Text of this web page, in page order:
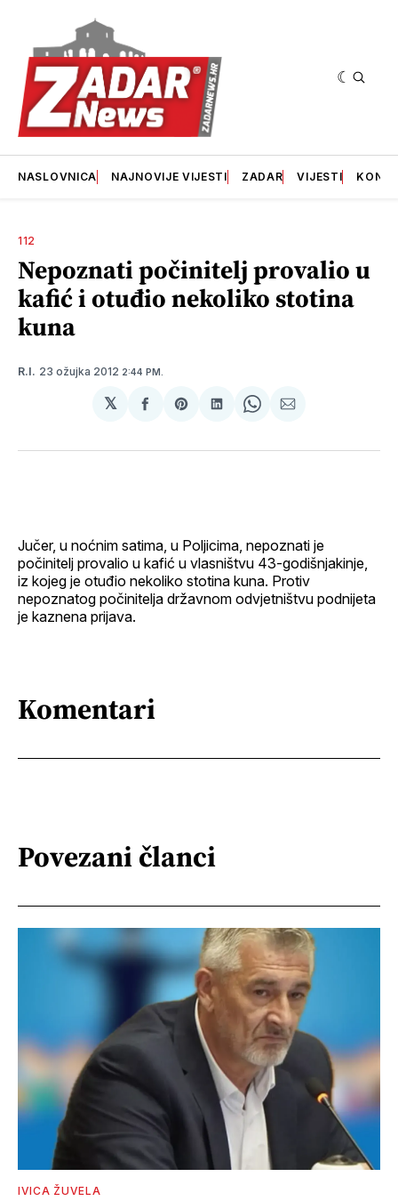
NASLOVNICA NAJNOVIJE VIJESTI ZADAR VIJESTI
112
Nepoznati počinitelj provalio u
kafić i otuđio nekoliko stotina
kuna
R.I. 23 ožujka 2012 2:44 PM.
𝕏
podijeliSharepodijeliSharepodijeli
Jučer, u noćnim satima, u Poljicima, nepoznati je
počinitelj provalio u kafić u vlasništvu 43-godišnjakinje,
iz kojeg je otuđio nekoliko stotina kuna. Protiv
nepoznatog počinitelja državnom odvjetništvu podnijeta
je kaznena prijava.
Komentari
Povezani članci
IVICA ŽUVELA